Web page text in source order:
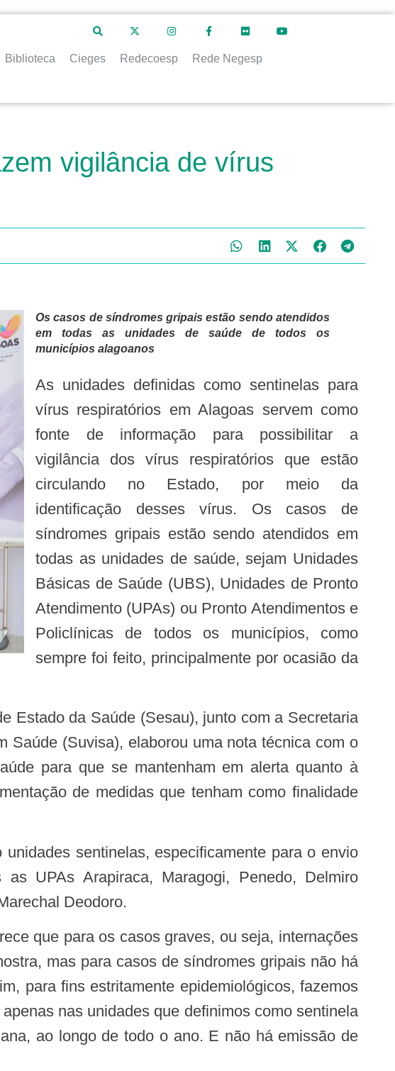
Biblioteca Cieges Redecoesp Rede Negesp
vigilância de vírus
Os casos de síndromes gripais estão sendo atendidos
em todas as unidades de saúde de todos os
municípios alagoanos
As unidades definidas como sentinelas para
vírus respiratórios em Alagoas servem como
fonte de informação para possibilitar a
vigilância dos vírus respiratórios que estão
circulando no Estado, por meio da
identificação desses vírus. Os casos de
síndromes gripais estão sendo atendidos em
todas as unidades de saúde, sejam Unidades
Básicas de Saúde (UBS), Unidades de Pronto
Atendimento (UPAs) ou Pronto Atendimentos e
Policlínicas de todos os municípios, como
sempre foi feito, principalmente por ocasião da
Saúde (Suvisa), elaborou uma nota técnica com o
para que se mantenham em alerta quanto à
de medidas que tenham como finalidade
UPAs Arapiraca, Maragogi, Penedo, Delmiro
Deodoro.
mas para casos de síndromes gripais não há
para fins estritamente epidemiológicos, fazemos
nas unidades que definimos como sentinela
ao longo de todo o ano. E não há emissão de